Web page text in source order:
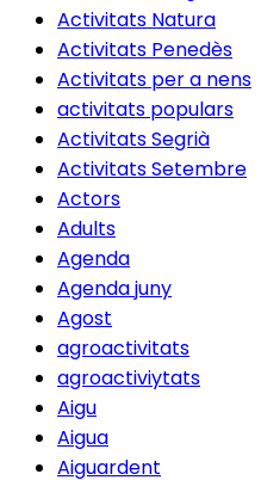
Activitats Natura
Activitats Penedès
Activitats per a nens
activitats populars
Activitats Segrià
Activitats Setembre
Actors
Adults
Agenda
Agenda juny
Agost
agroactivitats
agroactiviytats
Aigu
Aigua
Aiguardent